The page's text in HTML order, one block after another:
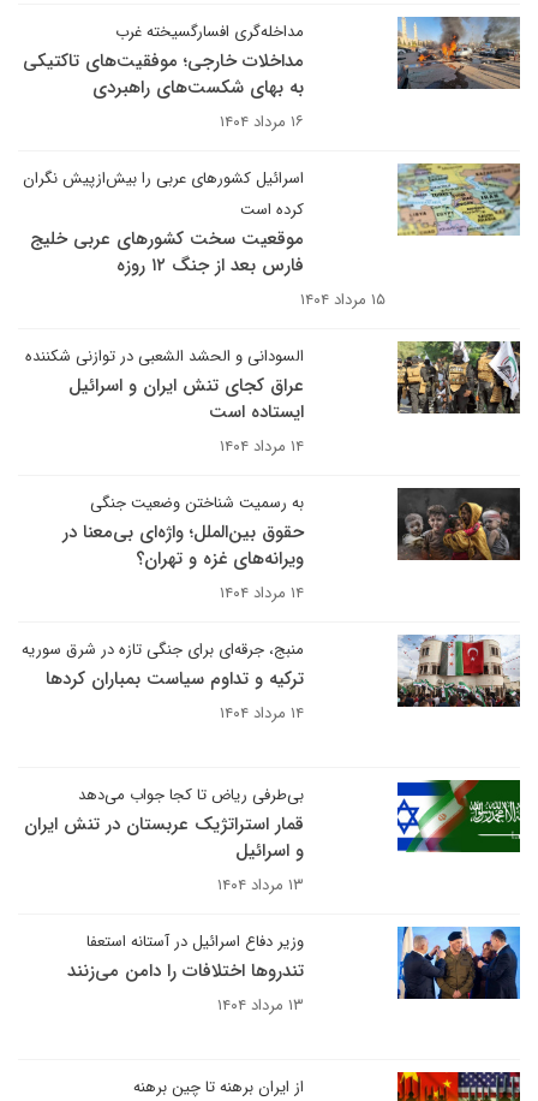
مداخله‌گری افسارگسیخته غرب
مداخلات خارجی؛ موفقیت‌های تاکتیکی
به بهای شکست‌های راهبردی
۱۶ مرداد ۱۴۰۴
اسرائیل کشورهای عربی را بیش‌از‌پیش نگران
کرده است
موقعیت سخت کشورهای عربی خلیج
فارس بعد از جنگ ۱۲ روزه
۱۵ مرداد ۱۴۰۴
السودانی و الحشد الشعبی در توازنی شکننده
عراق کجای تنش ایران و اسرائیل
ایستاده است
۱۴ مرداد ۱۴۰۴
به رسمیت شناختن وضعیت جنگی
حقوق بین‌الملل؛ واژه‌ای بی‌معنا در
ویرانه‌های غزه و تهران؟
۱۴ مرداد ۱۴۰۴
منبج، جرقه‌ای برای جنگی تازه در شرق سوریه
ترکیه و تداوم سیاست بمباران کردها
۱۴ مرداد ۱۴۰۴
بی‌طرفی ریاض تا کجا جواب می‌دهد
قمار استراتژیک عربستان در تنش ایران
و اسرائیل
۱۳ مرداد ۱۴۰۴
وزیر دفاع اسرائیل در آستانه استعفا
تندروها اختلافات را دامن می‌زنند
۱۳ مرداد ۱۴۰۴
از ایران برهنه تا چین برهنه